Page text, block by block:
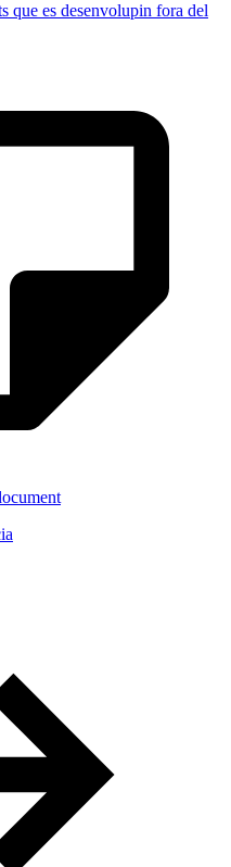
que es desenvolupin fora del